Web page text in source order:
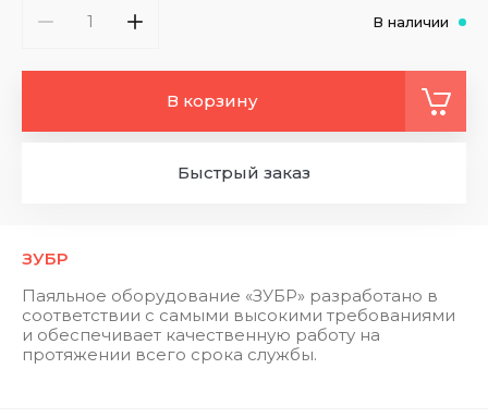
ЗУБР
Паяльное оборудование «ЗУБР» разработано в
соответствии с самыми высокими требованиями
и обеспечивает качественную работу на
протяжении всего срока службы.
В наличии
В корзину
Быстрый заказ